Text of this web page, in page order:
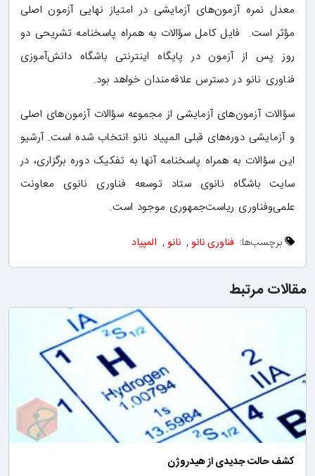
معدل نمره آزمون‌های آزمایشی در امتیاز نهایی آزمون اصلی
مؤثر است. فایل کامل سؤالات به همراه پاسخنامه تشریحی دو
روز پس از آزمون در پایگاه اینترنتی باشگاه دانش‌آموزی
فناوری نانو در دسترس علاقه‌مندان خواهد بود.
سؤالات آزمون‌های آزمایشی از مجموعه سؤالات آزمون‌های اصلی
و آزمایشی دوره‌های قبلی المپیاد نانو انتخاب شده است. آرشیو
این سؤالات به همراه پاسخنامه آنها به تفکیک دوره برگزاری، در
سایت باشگاه نانوی ستاد توسعه فناوری نانوی معاونت
علمی‌وفناوری ریاست‌جمهوری موجود است.
برچسب‌ها: فناوری نانو , نانو , المپیاد
مقالات مرتبط
کشف حالت جدیدی از هیدروژن